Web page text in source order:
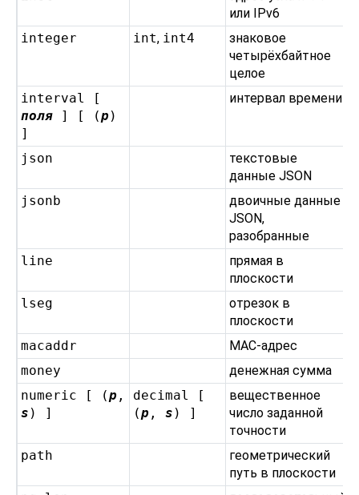
или IPv6
integer
int, int4
знаковое
четырёхбайтное
целое
interval [
поля ] [ (p )
]
интервал времени
json
текстовые
данные JSON
jsonb
двоичные данные
JSON,
разобранные
line
прямая в
плоскости
lseg
отрезок в
плоскости
macaddr
MAC-адрес
money
денежная сумма
numeric [ (p ,
s ) ]
decimal [
(p ,s ) ]
вещественное
число заданной
точности
path
геометрический
путь в плоскости